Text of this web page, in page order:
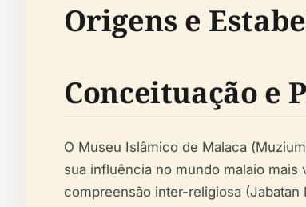
Origens e
Conceituação e
O Museu Islâmico de Malaca (
sua influência no mundo malaio
compreensão inter-religiosa (Jabatan